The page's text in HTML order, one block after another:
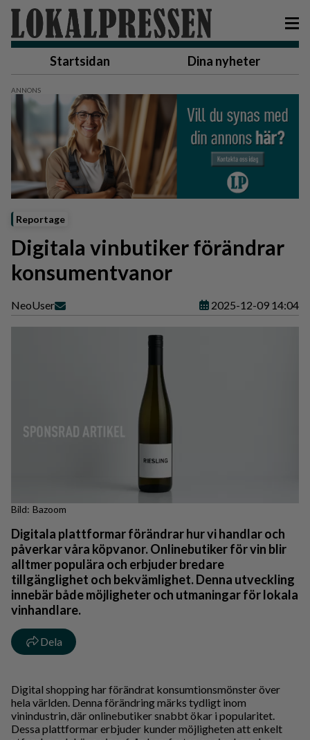
Startsidan Dina nyheter
Reportage
Digitala vinbutiker förändrar
konsumentvanor
NeoUser 2025-12-09 14:04
Bazoom
Digitala plattformar förändrar hur vi handlar och
påverkar våra köpvanor. Onlinebutiker för vin blir
alltmer populära och erbjuder bredare
tillgänglighet och bekvämlighet. Denna utveckling
innebär både möjligheter och utmaningar för lokala
vinhandlare.
Dela
Digital shopping har förändrat konsumtionsmönster över
hela världen. Denna förändring märks tydligt inom
vinindustrin, där onlinebutiker snabbt ökar i popularitet.
Dessa plattformar erbjuder kunder möjligheten att enkelt